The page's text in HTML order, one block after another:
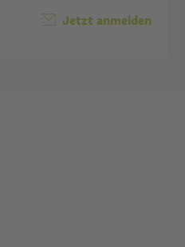
Jetzt anmelden